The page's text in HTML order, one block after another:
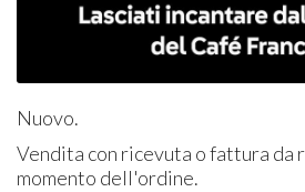
Nuovo.
Vendita con ricevuta o fattura da
momento dell'ordine.